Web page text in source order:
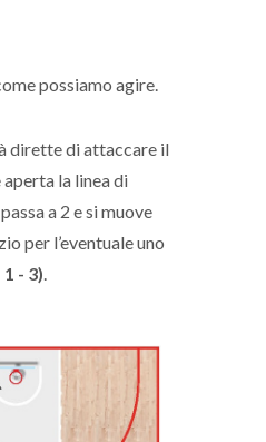
possiamo agire.
dirette di attaccare il
la linea di
a 2 e si muove
per l’eventuale uno
1 - 3)